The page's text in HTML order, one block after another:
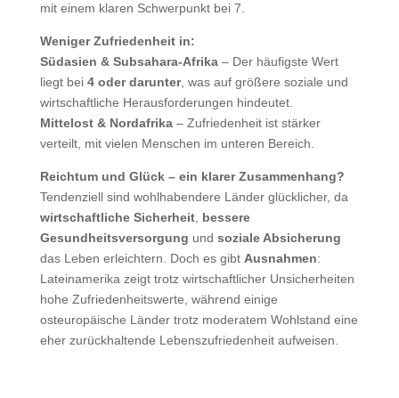
mit einem klaren Schwerpunkt bei 7.
Weniger Zufriedenheit in:
Südasien & Subsahara-Afrika– Der häufigste Wert
liegt bei 4 oder darunter, was auf größere soziale und
wirtschaftliche Herausforderungen hindeutet.
Mittelost & Nordafrika– Zufriedenheit ist stärker
verteilt, mit vielen Menschen im unteren Bereich.
Reichtum und Glück – ein klarer Zusammenhang?
Tendenziell sind wohlhabendere Länder glücklicher, da
wirtschaftliche Sicherheit, bessere
Gesundheitsversorgung und soziale Absicherung
das Leben erleichtern. Doch es gibt Ausnahmen:
Lateinamerika zeigt trotz wirtschaftlicher Unsicherheiten
hohe Zufriedenheitswerte, während einige
osteuropäische Länder trotz moderatem Wohlstand eine
eher zurückhaltende Lebenszufriedenheit aufweisen.